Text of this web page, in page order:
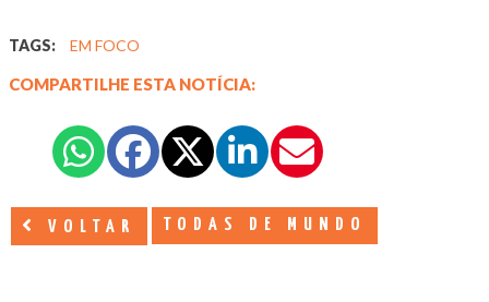
TAGS: EM FOCO
COMPARTILHE ESTA NOTÍCIA:
VOLTAR TODAS DE MUNDO